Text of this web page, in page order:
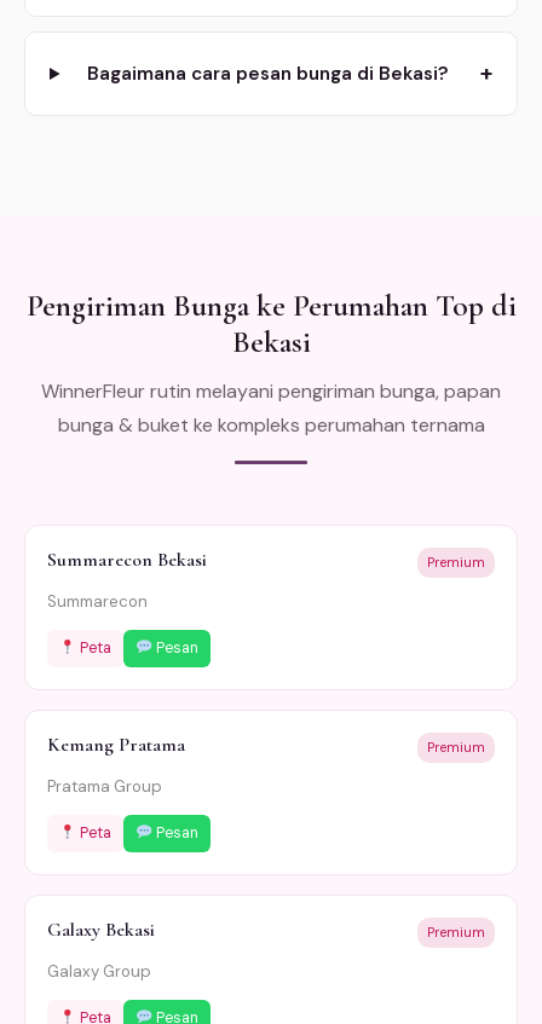
Bagaimana cara pesan bunga di Bekasi? +
Pengiriman Bunga ke Perumahan Top di
Bekasi
WinnerFleur rutin melayani pengiriman bunga, papan
bunga & buket ke kompleks perumahan ternama
Summarecon Bekasi Premium
Summarecon
Peta Pesan
Kemang Pratama Premium
Pratama Group
Peta Pesan
Galaxy Bekasi Premium
Galaxy Group
Peta Pesan